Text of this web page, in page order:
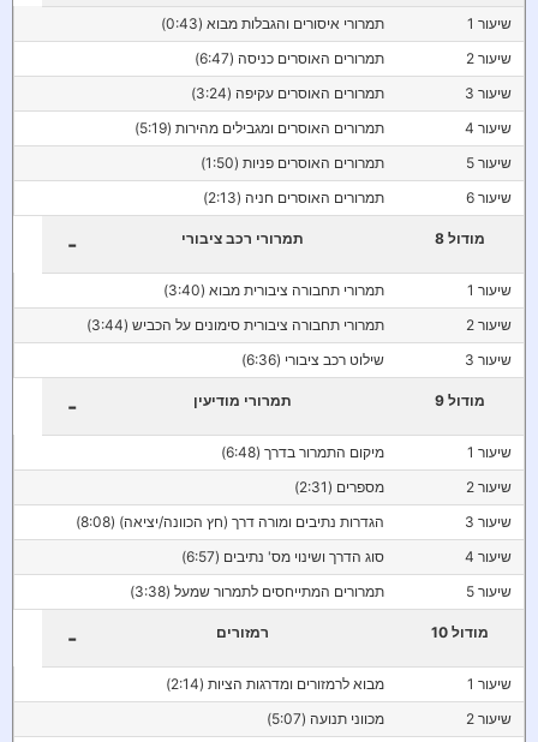
שיעור 1
תמרורי איסורים והגבלות מבוא (0:43)
שיעור 2
תמרורים האוסרים כניסה (6:47)
שיעור 3
תמרורים האוסרים עקיפה (3:24)
שיעור 4
תמרורים האוסרים ומגבילים מהירות (5:19)
שיעור 5
תמרורים האוסרים פניות (1:50)
שיעור 6
תמרורים האוסרים חניה (2:13)
מודול 8 תמרורי רכב ציבורי -
שיעור 1
תמרורי תחבורה ציבורית מבוא (3:40)
שיעור 2
תמרורי תחבורה ציבורית סימונים על הכביש (3:44)
שיעור 3
שילוט רכב ציבורי (6:36)
מודול 9 תמרורי מודיעין -
שיעור 1
מיקום התמרור בדרך (6:48)
שיעור 2
מספרים (2:31)
שיעור 3
הגדרות נתיבים ומורה דרך (חץ הכוונה/יציאה) (8:08)
שיעור 4
סוג הדרך ושינוי מס' נתיבים (6:57)
שיעור 5
תמרורים המתייחסים לתמרור שמעל (3:38)
מודול 10 רמזורים -
שיעור 1
מבוא לרמזורים ומדרגות הציות (2:14)
שיעור 2
מכווני תנועה (5:07)